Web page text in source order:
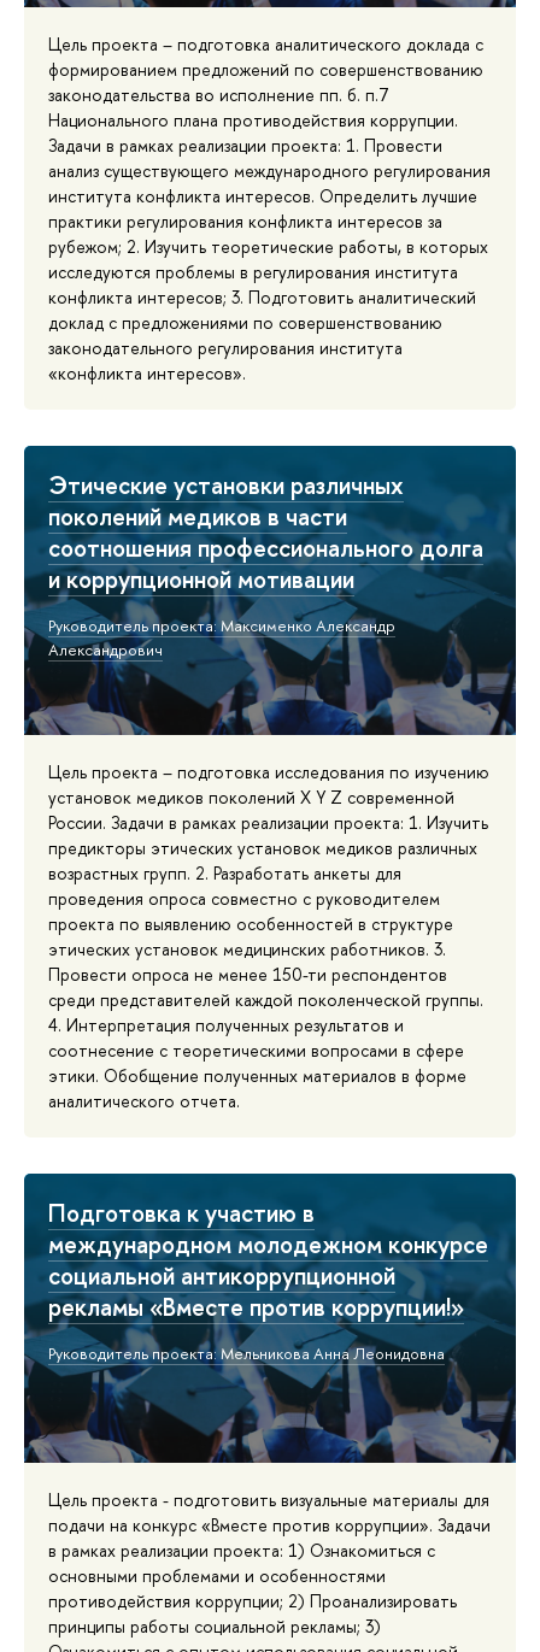
Цель проекта – подготовка аналитического доклада с
формированием предложений по совершенствованию
законодательства во исполнение пп. б. п.7
Национального плана противодействия коррупции.
Задачи в рамках реализации проекта: 1. Провести
анализ существующего международного регулирования
института конфликта интересов. Определить лучшие
практики регулирования конфликта интересов за
рубежом; 2. Изучить теоретические работы, в которых
исследуются проблемы в регулирования института
конфликта интересов; 3. Подготовить аналитический
доклад с предложениями по совершенствованию
законодательного регулирования института
«конфликта интересов».
Этические установки различных
поколений медиков в части
соотношения профессионального долга
и коррупционной мотивации
Руководитель проекта: Максименко Александр
Александрович
Цель проекта – подготовка исследования по изучению
установок медиков поколений X Y Z современной
России. Задачи в рамках реализации проекта: 1. Изучить
предикторы этических установок медиков различных
возрастных групп. 2. Разработать анкеты для
проведения опроса совместно с руководителем
проекта по выявлению особенностей в структуре
этических установок медицинских работников. 3.
Провести опроса не менее 150-ти респондентов
среди представителей каждой поколенческой группы.
4. Интерпретация полученных результатов и
соотнесение с теоретическими вопросами в сфере
этики. Обобщение полученных материалов в форме
аналитического отчета.
Подготовка к участию в
международном молодежном конкурсе
социальной антикоррупционной
рекламы «Вместе против коррупции!»
Руководитель проекта: Мельникова Анна Леонидовна
Цель проекта - подготовить визуальные материалы для
подачи на конкурс «Вместе против коррупции». Задачи
в рамках реализации проекта: 1) Ознакомиться с
основными проблемами и особенностями
противодействия коррупции; 2) Проанализировать
принципы работы социальной рекламы; 3)